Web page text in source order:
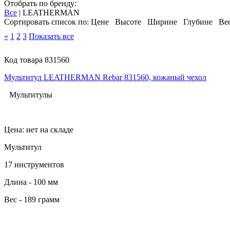
Отобрать по бренду:
Все | LEATHERMAN
Сортировать список по: Цене Высоте Ширине Глубине
« 1 2 3 Показать все
Код товара 831560
Мультитул LEATHERMAN Rebar 831560, кожаный чехол
Мультитулы
Цена: нет на складе
Мультитул
17 инструментов
Длина - 100 мм
Вес - 189 грамм